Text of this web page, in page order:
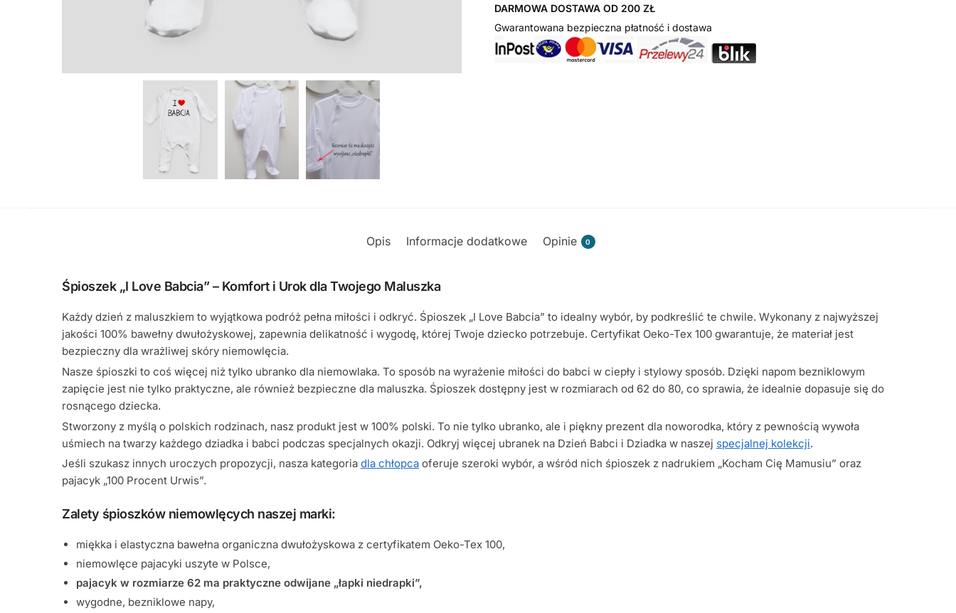
DARMOWA DOSTAWA OD 200 ZŁ
Gwarantowana bezpieczna płatność i dostawa
Opis Informacje dodatkowe Opinie 0
Śpioszek „I Love Babcia” – Komfort i Urok dla Twojego Maluszka
Każdy dzień z maluszkiem to wyjątkowa podróż pełna miłości i odkryć. Śpioszek „I Love Babcia” to idealny wybór, by podkreślić te chwile. Wykonany z najwyższej
jakości 100% bawełny dwułożyskowej, zapewnia delikatność i wygodę, której Twoje dziecko potrzebuje. Certyfikat Oeko-Tex 100 gwarantuje, że materiał jest
bezpieczny dla wrażliwej skóry niemowlęcia.
Nasze śpioszki to coś więcej niż tylko ubranko dla niemowlaka. To sposób na wyrażenie miłości do babci w ciepły i stylowy sposób. Dzięki napom bezniklowym
zapięcie jest nie tylko praktyczne, ale również bezpieczne dla maluszka. Śpioszek dostępny jest w rozmiarach od 62 do 80, co sprawia, że idealnie dopasuje się do
rosnącego dziecka.
Stworzony z myślą o polskich rodzinach, nasz produkt jest w 100% polski. To nie tylko ubranko, ale i piękny prezent dla noworodka, który z pewnością wywoła
uśmiech na twarzy każdego dziadka i babci podczas specjalnych okazji. Odkryj więcej ubranek na Dzień Babci i Dziadka w naszej specjalnej kolekcji.
Jeśli szukasz innych uroczych propozycji, nasza kategoriadla chłopca oferuje szeroki wybór, a wśród nich śpioszek z nadrukiem „Kocham Cię Mamusiu” oraz
pajacyk „100 Procent Urwis”.
Zalety śpioszków niemowlęcych naszej marki:
miękka i elastyczna bawełna organiczna dwułożyskowa z certyfikatem Oeko-Tex 100,
niemowlęce pajacyki uszyte w Polsce,
pajacyk w rozmiarze 62 ma praktyczne odwijane „łapki niedrapki”,
wygodne, bezniklowe napy,